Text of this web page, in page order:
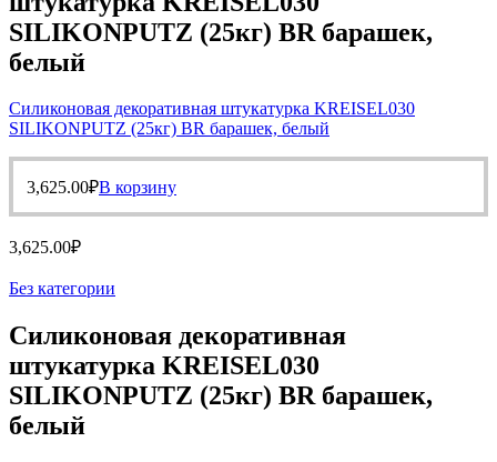
SILIKONPUTZ (25кг) BR барашек,
белый
Силиконовая декоративная штукатурка KREISEL030
SILIKONPUTZ (25кг) BR барашек, белый
3,625.00₽В корзину
3,625.00₽
Без категории
Силиконовая декоративная
штукатурка KREISEL030
SILIKONPUTZ (25кг) BR барашек,
белый